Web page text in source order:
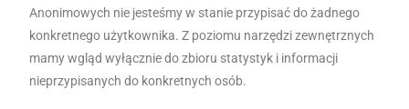
Anonimowych nie jesteśmy w stanie przypisać do żadnego
konkretnego użytkownika. Z poziomu narzędzi zewnętrznych
mamy wgląd wyłącznie do zbioru statystyk i informacji
nieprzypisanych do konkretnych osób.